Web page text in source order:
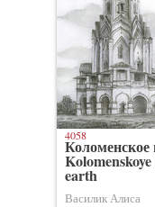
earth
Василик Алиса
4058